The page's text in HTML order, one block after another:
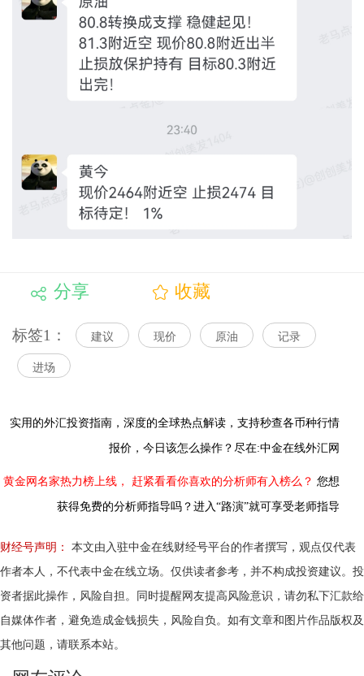
分享 收藏
标签1： 建议 现价 原油 记录
进场
实用的外汇投资指南， 深度的全球热点解读， 支持秒查各币种行情
报价，今日该怎么操作？尽在:中金在线外汇网
黄金网名家热力榜上线， 赶紧看看你喜欢的分析师有入榜么？ 您想
获得免费的分析师指导吗？进入“路演”就可享受老师指导
财经号声明：
本文由入驻中金在线财经号平台的作者撰写，观点仅代表
作者本人，不代表中金在线立场。仅供读者参考，并不构成投资建议。投
资者据此操作，风险自担。同时提醒网友提高风险意识，请勿私下汇款给
自媒体作者，避免造成金钱损失，风险自负。如有文章和图片作品版权及
其他问题，请联系本站。